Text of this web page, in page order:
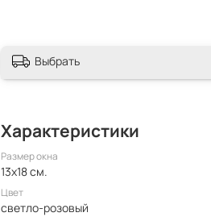
Выбрать
Характеристики
Размер окна
13x18 см.
Цвет
светло-розовый